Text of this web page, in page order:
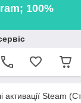
100%
активації Steam